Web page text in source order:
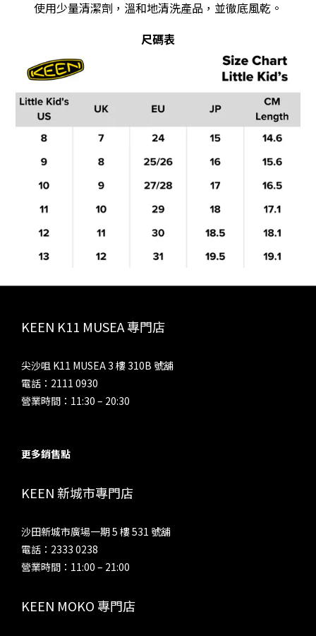
使用少量清潔劑，溫和地清洗產品，並徹底風乾。
尺碼表
KEEN K11 MUSEA 專門店
尖沙咀 K11 MUSEA 3 樓 310B 號舖
電話：2111 0930
營業時間：11:30 – 20:30
更多銷售點
KEEN 新城市專門店
沙田新城市廣場一期 5 樓 531 號舖
電話：2333 0238
營業時間：11:00 – 21:00
KEEN MOKO 專門店